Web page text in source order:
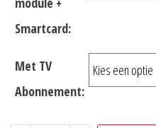
Smartcard:
Met TV
Abonnement: